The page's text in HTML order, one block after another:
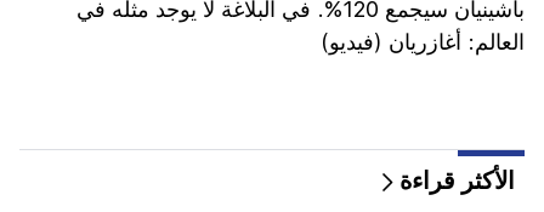
باشينيان سيجمع 120%. في البلاغة لا يوجد مثله في
العالم: أغازريان (فيديو)
الأكثر قراءة